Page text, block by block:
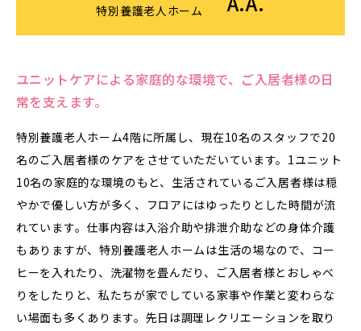
特別養護老人ホーム
ユニットケアによる家庭的な環境で、ご入居者様の日
常を支えます。
特別養護老人ホーム4階に所属し、現在10名のスタッフで20
名のご入居者様のケアをさせていただいています。1ユニット
10名の家庭的な環境のもと、生活されているご入居者様は穏
やかで優しい方が多く、フロアにはゆったりとした時間が流
れています。仕事内容は入浴介助や排泄介助などの身体介護
もありますが、特別養護老人ホームは生活の場なので、コー
ヒーを入れたり、洗濯物を畳んだり、ご入居者様とおしゃべ
りをしたりと、私たちが家でしている家事や作業と変わらな
い場面も多くあります。先日は調理レクリエーションを取り